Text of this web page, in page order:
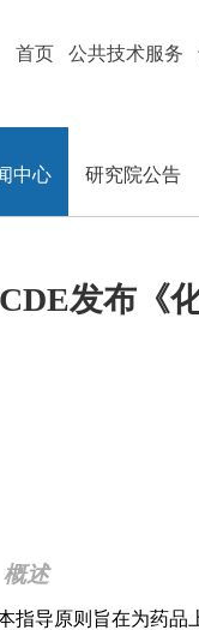
首页 公共技术服务
中心 研究院公告
CDE发布《
述
导原则旨在为药品上